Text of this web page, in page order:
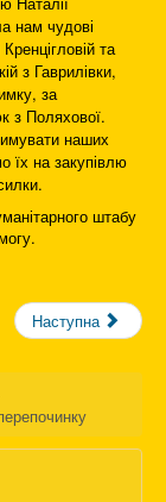
нам чудові
та
з Гаврилівки,
за
з Поляхової.
наших
їх на закупівлю
штабу
Наступна